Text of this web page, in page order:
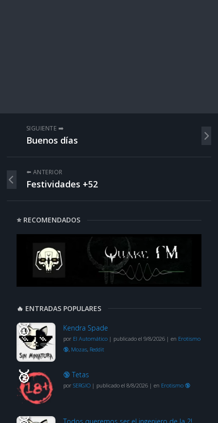
SIGUIENTE ➡️
Buenos días
⬅️ ANTERIOR
Festividades +52
⭐ RECOMENDADOS
🔥 ENTRADAS POPULARES
Kendra Spade
por El Automático| publicado el 9/8/2026| en Erotismo
🔞, Mozas, Reddit
🔞 Tetas
por SERGIO| publicado el 8/8/2026| en Erotismo 🔞
Todos queremos ser el ingeniero de la 2!